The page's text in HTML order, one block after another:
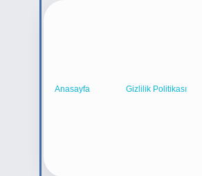
Anasayfa Gizlilik Politikası